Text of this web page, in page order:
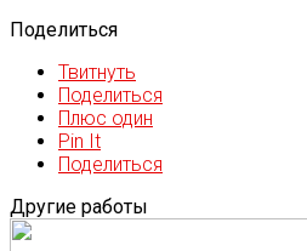
Поделиться
Твитнуть
Поделиться
Плюс один
Pin It
Поделиться
Другие работы